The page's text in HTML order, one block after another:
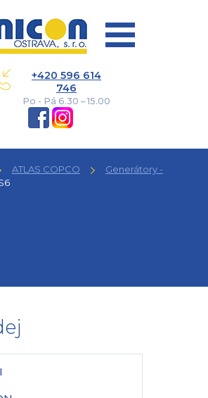
+420 596 614
746
Po - Pá 6.30 – 15.00
ATLAS COPCO
Generátory -